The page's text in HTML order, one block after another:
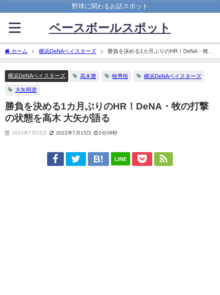
野球に関わるお話スポット
ベースボールスポット
ホーム 横浜DeNAベイスターズ
勝負を決める1カ月ぶりのHR！DeNA・牧の
打撃の状態を高木 大矢が語る
横浜DeNAベイスターズ 高木豊 牧秀悟 横浜DeNAベイスターズ
大矢明彦
勝負を決める1カ月ぶりのHR！DeNA・牧の打撃
の状態を高木 大矢が語る
2022年7月15日 2022年7月15日 2分39秒
LINE